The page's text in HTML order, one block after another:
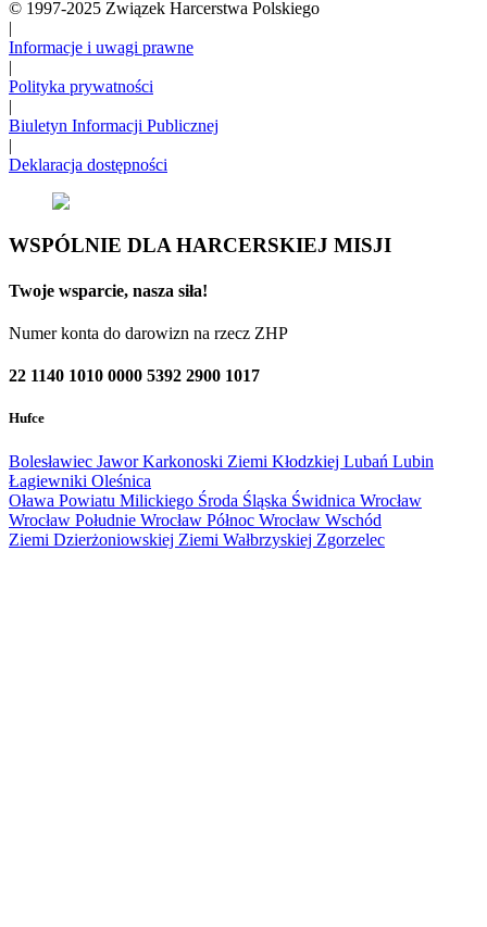
© 1997-2025 Związek Harcerstwa Polskiego
|
Informacje i uwagi prawne
|
Polityka prywatności
|
Biuletyn Informacji Publicznej
|
Deklaracja dostępności
WSPÓLNIE DLA HARCERSKIEJ MISJI
Twoje wsparcie, nasza siła!
Numer konta do darowizn na rzecz ZHP
22 1140 1010 0000 5392 2900 1017
Hufce
Bolesławiec JaworKarkonoski Ziemi Kłodzkiej Lubań Lubin
Łagiewniki Oleśnica
Oława Powiatu Milickiego Środa Śląska Świdnica Wrocław
Wrocław Południe Wrocław Północ Wrocław Wschód
Ziemi Dzierżoniowskiej Ziemi Wałbrzyskiej Zgorzelec